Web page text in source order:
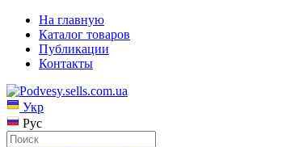
На главную
Каталог товаров
Публикации
Контакты
Укр
Рус